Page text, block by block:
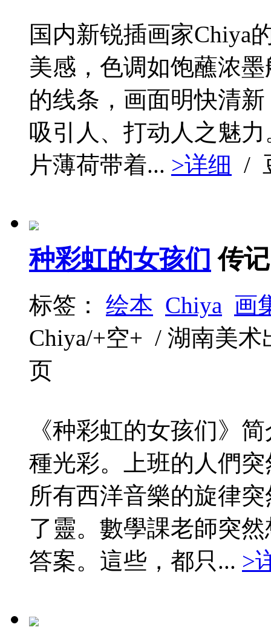
国内新锐插画家Chiya
美感，色调如饱蘸浓
的线条，画面明快清
吸引人、打动人之魅
片薄荷带着... >详细 /
种彩虹的女孩们 传
标签： 绘本 Chiya 画
Chiya/+空+ / 湖南美
页
《种彩虹的女孩们》
種光彩。上班的人們
所有西洋音樂的旋律
了靈。數學課老師突
答案。這些，都只... >